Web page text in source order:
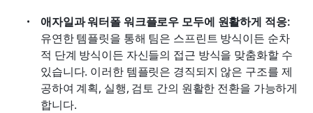
애자일과 워터폴 워크플로우 모두에 원활하게 적응:
유연한 템플릿을 통해 팀은 스프린트 방식이든 순차
적 단계 방식이든 자신들의 접근 방식을 맞춤화할 수
있습니다. 이러한 템플릿은 경직되지 않은 구조를 제
공하여 계획, 실행, 검토 간의 원활한 전환을 가능하게
합니다.